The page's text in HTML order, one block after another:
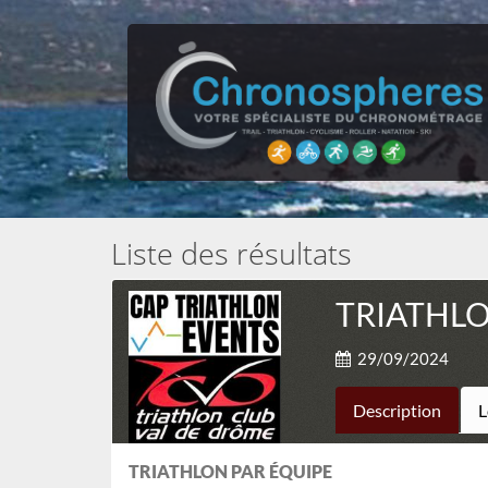
Liste des résultats
29/09/2024
Description
TRIATHLON PAR ÉQUIPE